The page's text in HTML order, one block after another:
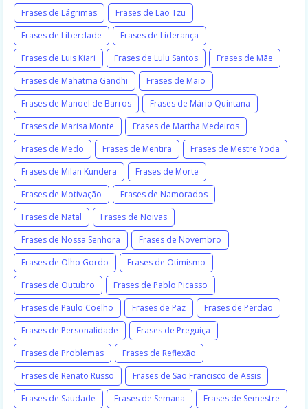
Frases de Lágrimas
Frases de Lao Tzu
Frases de Liberdade
Frases de Liderança
Frases de Luis Kiari
Frases de Lulu Santos
Frases de Mãe
Frases de Mahatma Gandhi
Frases de Maio
Frases de Manoel de Barros
Frases de Mário Quintana
Frases de Marisa Monte
Frases de Martha Medeiros
Frases de Medo
Frases de Mentira
Frases de Mestre Yoda
Frases de Milan Kundera
Frases de Morte
Frases de Motivação
Frases de Namorados
Frases de Natal
Frases de Noivas
Frases de Nossa Senhora
Frases de Novembro
Frases de Olho Gordo
Frases de Otimismo
Frases de Outubro
Frases de Pablo Picasso
Frases de Paulo Coelho
Frases de Paz
Frases de Perdão
Frases de Personalidade
Frases de Preguiça
Frases de Problemas
Frases de Reflexão
Frases de Renato Russo
Frases de São Francisco de Assis
Frases de Saudade
Frases de Semana
Frases de Semestre